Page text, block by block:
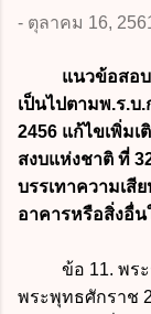
- ตุลาคม 16,
แนวข้อสอบ
เป็นไปตามพ.ร.บ
2456 แก้ไขเพิ่ม
สงบแห่งชาติ ที่
บรรเทาความเสี
อาคารหรือสิ่งอื่
ข้อ 11. พระร
พระพุทธศักราช